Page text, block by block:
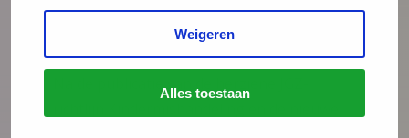
Weigeren
Alles toestaan
richtlijnen gepubliceerd
Na de publicatie van de herziene JGZ-